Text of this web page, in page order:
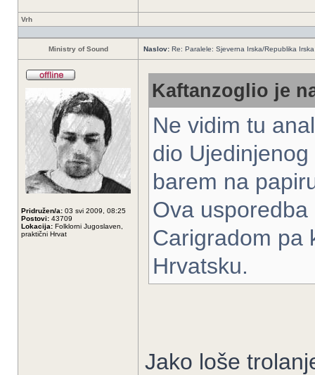
Vrh
Ministry of Sound Naslov: Re: Paralele: Sjeverna Irska/Republika
Pridružen/a: 03 svi 2009, 08:25
Postovi: 43709
Lokacija: Folklorni Jugoslaven,
praktični Hrvat
Kaftanzoglio je
Ne vidim tu
dio
barem na
Ova
Carigradom pa
Hrvatsku.
Jako loše